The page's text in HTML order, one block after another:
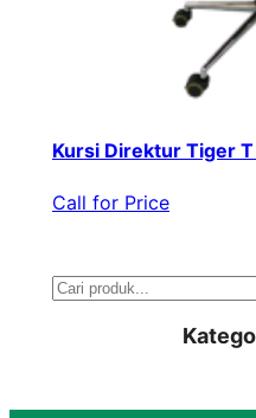
Kursi Direktur Tiger
Call for Price
S